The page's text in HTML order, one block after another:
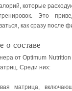
которые
Это
как сразу после
о составе
от Optimum
Среди них:
матрица,